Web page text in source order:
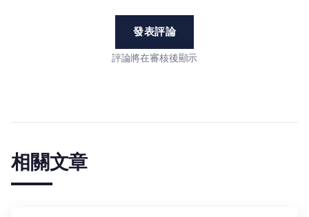
發表評論
評論將在審核後顯示
相關文章